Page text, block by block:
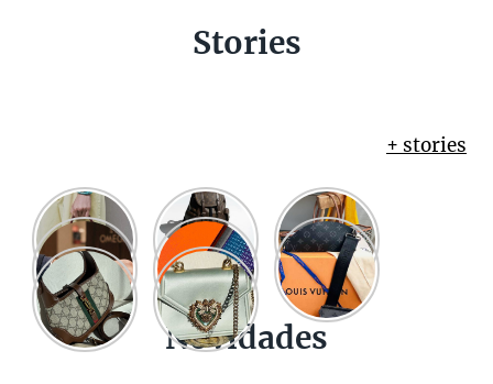
Stories
+ stories
Novidades